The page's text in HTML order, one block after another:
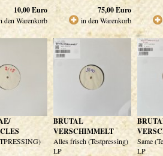
10,00Euro
den Warenkorb
75,00Euro
in den Warenkorb
BRUTAL
VERSCHIMMELT
Alles frisch (Testpressing)
LP
Same
LP